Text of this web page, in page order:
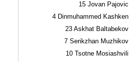
15Jovan Pajovic
4Dinmuhammed Kashken
23Askhat Baltabekov
7Serikzhan Muzhikov
10Tsotne Mosiashvili